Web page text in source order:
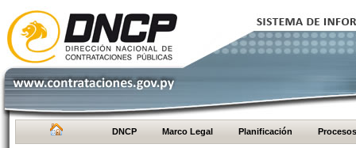
DNCP Marco Legal Planificación Procesos